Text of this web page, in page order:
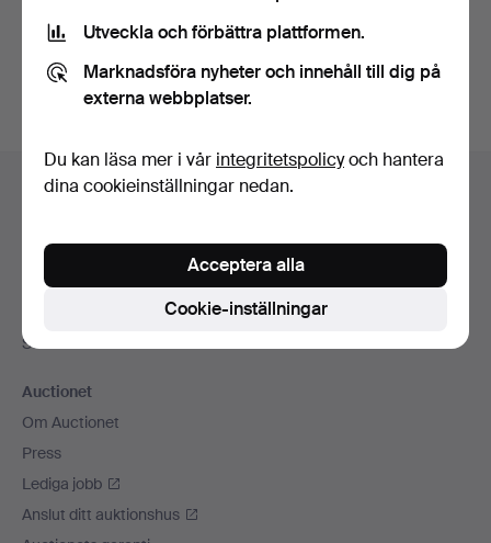
Du kan också söka i vårt arkiv med avslutade auktioner
Sidfotsnavigation
Hjälp och kontakt
Alla auktionshus
Betalningsalternativ
Sociala medier
Auctionet
Om Auctionet
Press
Lediga jobb
Anslut ditt auktionshus
Utveckla och förbättra plattformen.
Marknadsföra nyheter och innehåll till dig på
externa webbplatser.
Du kan läsa mer i vår integritetspolicyoch hantera
dina cookieinställningar nedan.
Cookie-inställningar
Acceptera alla